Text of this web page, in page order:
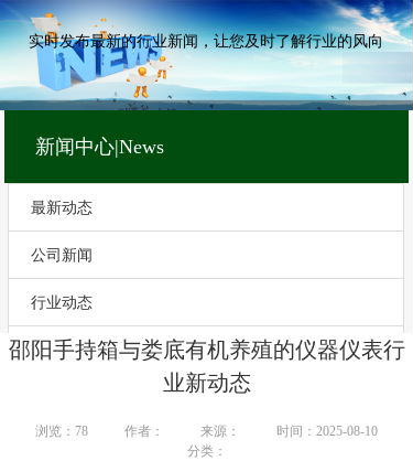
实时发布最新的行业新闻，让您及时了解行业的风向
最新动态
公司新闻
行业动态
技术文章
新闻中心|News
邵阳手持箱与娄底有机养殖的仪器仪表行
业新动态
浏览： 78 作者： 来源：
时间：2025-08-10
分类：